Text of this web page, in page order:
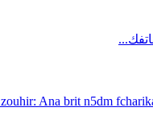
zouhir: Ana brit n5dm